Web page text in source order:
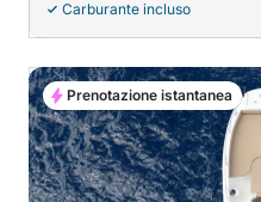
Carburante incluso
Prenotazione istantanea